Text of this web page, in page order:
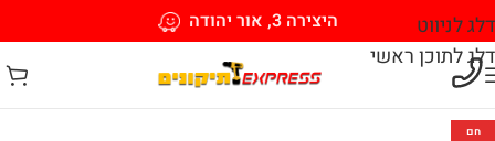
דלג לניווט
דלג לתוכן ראשי
היצירה 3, אור יהודה
חם